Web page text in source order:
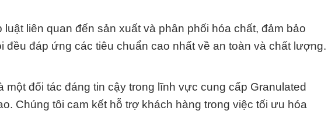
liên quan đến sản xuất và phân phối hóa chất, đảm bảo
đều đáp ứng các tiêu chuẩn cao nhất về an toàn và chất lượng.
đối tác đáng tin cậy trong lĩnh vực cung cấp Granulated
Chúng tôi cam kết hỗ trợ khách hàng trong việc tối ưu hóa